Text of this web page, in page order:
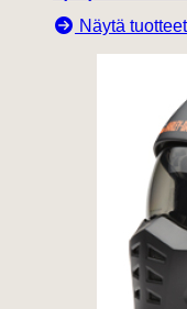
Näytä tuotteet